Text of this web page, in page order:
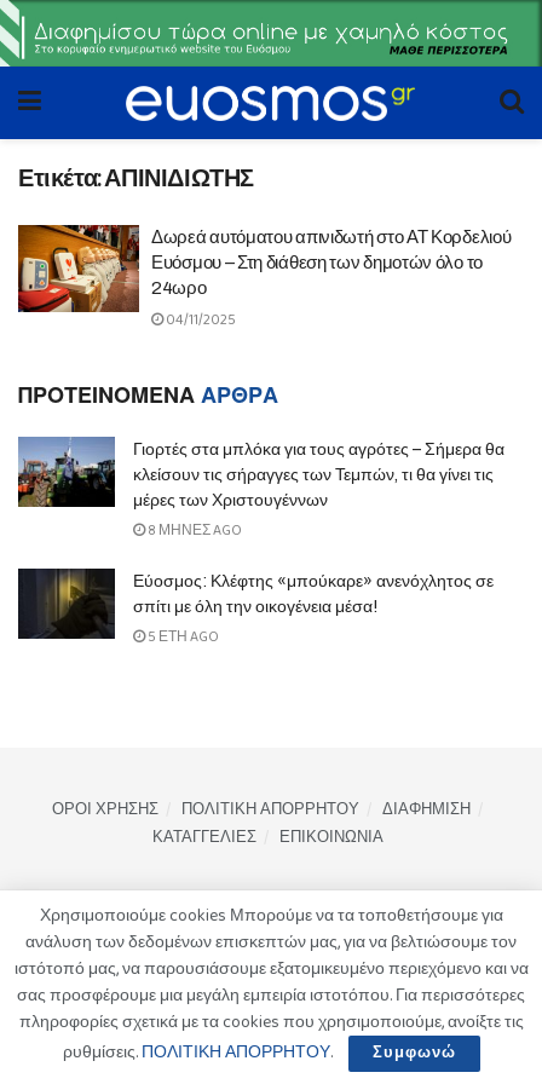
Ετικέτα:ΑΠΙΝΙΔΙΩΤΗΣ
Δωρεά αυτόματου απινιδωτή στο ΑΤ Κορδελιού
Ευόσμου – Στη διάθεση των δημοτών όλο το
24ωρο
04/11/2025
ΠΡΟΤΕΙΝΟΜΕΝΑΑΡΘΡΑ
Γιορτές στα μπλόκα για τους αγρότες – Σήμερα θα
κλείσουν τις σήραγγες των Τεμπών, τι θα γίνει τις
μέρες των Χριστουγέννων
8 ΜΉΝΕΣ AGO
Εύοσμος: Κλέφτης «μπούκαρε» ανενόχλητος σε
σπίτι με όλη την οικογένεια μέσα!
5 ΈΤΗ AGO
ΟΡΟΙ ΧΡΗΣΗΣ ΠΟΛΙΤΙΚΗ ΑΠΟΡΡΗΤΟΥ
ΔΙΑΦΗΜΙΣΗ
ΚΑΤΑΓΓΕΛΙΕΣ
ΕΠΙΚΟΙΝΩΝΙΑ
Χρησιμοποιούμε cookies Μπορούμε να τα τοποθετήσουμε για
ανάλυση των δεδομένων επισκεπτών μας, για να βελτιώσουμε τον
ιστότοπό μας, να παρουσιάσουμε εξατομικευμένο περιεχόμενο και να
σας προσφέρουμε μια μεγάλη εμπειρία ιστοτόπου. Για περισσότερες
πληροφορίες σχετικά με τα cookies που χρησιμοποιούμε, ανοίξτε τις
ρυθμίσεις.ΠΟΛΙΤΙΚΗ ΑΠΟΡΡΗΤΟΥ. Συμφωνώ